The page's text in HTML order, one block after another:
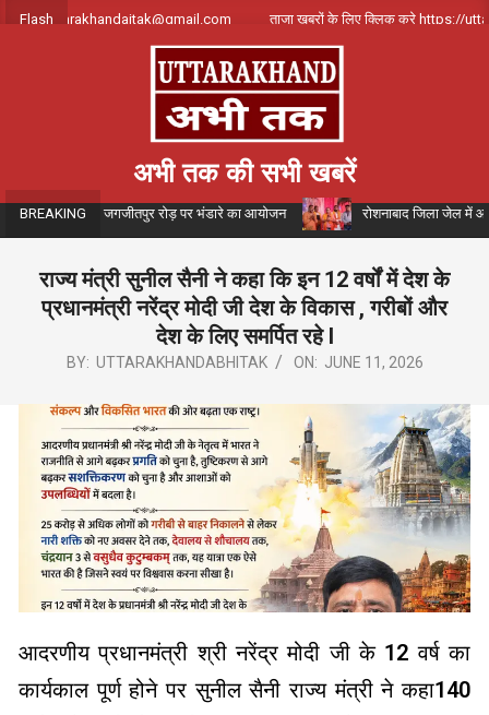
SkipFlash
uttarakhandajtak@gmail.com ताजा खबरों के लिए क्लिक करे https://
अभी तक की सभी खबरें
BREAKING
के संयोजन में जगजीतपुर रोड़ पर भंडारे का आयोजन रोशनाबाद जिला जेल में
राज्य मंत्री सुनील सैनी ने कहा कि इन 12 वर्षों में देश के
प्रधानमंत्री नरेंद्र मोदी जी देश के विकास , गरीबों और
देश के लिए समर्पित रहे l
BY: UTTARAKHANDABHITAK ON: JUNE 11, 2026
आदरणीय प्रधानमंत्री श्री नरेंद्र मोदी जी के 12 वर्ष का
कार्यकाल पूर्ण होने पर सुनील सैनी राज्य मंत्री ने कहा140